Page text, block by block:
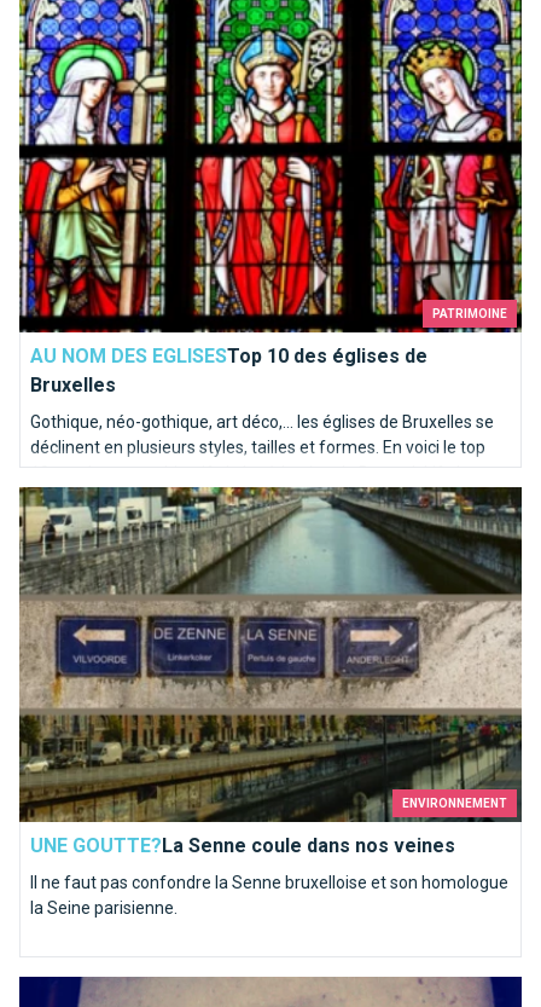
PATRIMOINE
AU NOM DES EGLISESTop 10 des églises de
Bruxelles
Gothique, néo-gothique, art déco,... les églises de Bruxelles se
déclinent en plusieurs styles, tailles et formes. En voici le top
10, totalement subjectif, de la rédaction de BrusselsLife.be
Top 10 des églises de Bruxelles
ENVIRONNEMENT
UNE GOUTTE? La Senne coule dans nos veines
Il ne faut pas confondre la Senne bruxelloise et son homologue
la Seine parisienne.
La Senne coule dans nos veines
Paris, c’est Bruxelles : la preuve !